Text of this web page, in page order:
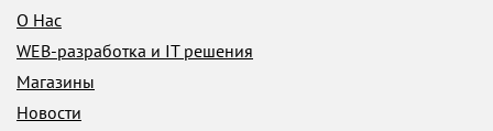
О Нас
WEB-разработка и IT решения
Магазины
Новости